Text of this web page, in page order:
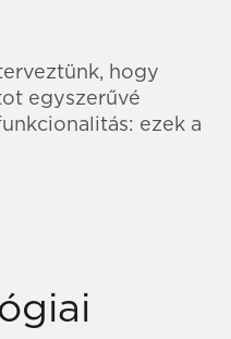
hogy
egyszerűvé
ezek a